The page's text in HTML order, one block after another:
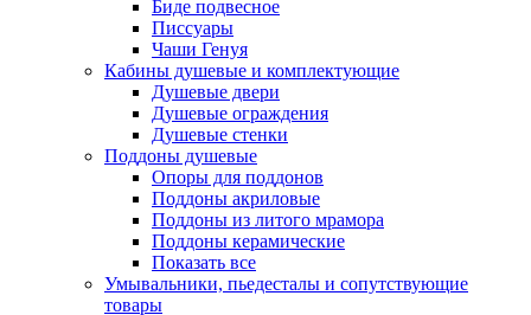
Биде подвесное
Писсуары
Чаши Генуя
Кабины душевые и комплектующие
Душевые двери
Душевые ограждения
Душевые стенки
Поддоны душевые
Опоры для поддонов
Поддоны акриловые
Поддоны из литого мрамора
Поддоны керамические
Показать все
Умывальники, пьедесталы и сопутствующие
товары